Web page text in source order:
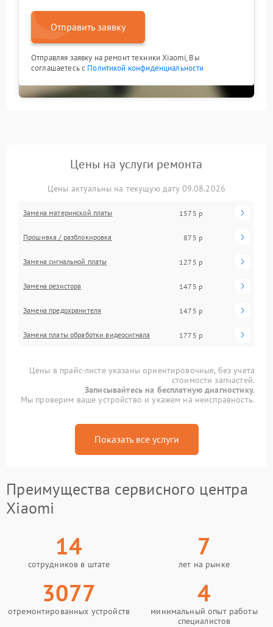
Отправить заявку
Отправляя заявку на ремонт техники Xiaomi, Вы
соглашаетесь с Политикой конфиденциальности
Цены на услуги ремонта
Цены актуальны на текущую дату 09.08.2026
Замена материнской платы 1575 р
Прошивка / разблокировка 875 р
Замена сигнальной платы 1275 р
Замена резистора 1475 р
Замена предохранителя 1475 р
Замена платы обработки видеосигнала 1775 р
Цены в прайс-листе указаны ориентировочные, без учета
стоимости запчастей.
Записывайтесь на бесплатную диагностику.
Мы проверим ваше устройство и укажем на неисправность.
Показать все услуги
Преимущества сервисного центра
Xiaomi
14
сотрудников в штате
7
лет на рынке
3077
отремонтированных устройств
4
минимальный опыт работы
специалистов